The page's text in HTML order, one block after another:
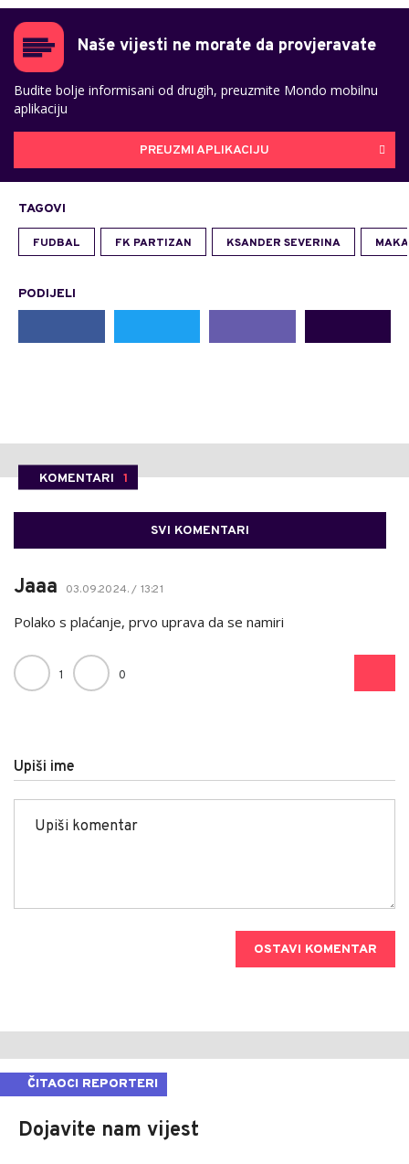
Naše vijesti ne morate da provjeravate
Budite bolje informisani od drugih, preuzmite Mondo mobilnu
aplikaciju
PREUZMI APLIKACIJU
TAGOVI
FUDBAL FK PARTIZAN KSANDER SEVERINA
PODIJELI
KOMENTARI 1
SVI KOMENTARI
Jaaa 03.09.2024. / 13:21
Polako s plaćanje, prvo uprava da se namiri
1 0
Upiši ime
OSTAVI KOMENTAR
ČITAOCI REPORTERI
Dojavite nam vijest